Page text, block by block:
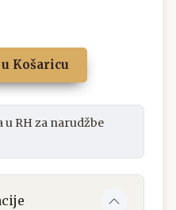
Košaricu
u RH za narudžbe